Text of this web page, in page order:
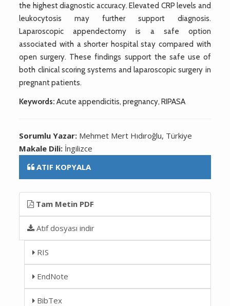
the highest diagnostic accuracy. Elevated CRP levels and
leukocytosis may further support diagnosis.
Laparoscopic appendectomy is a safe option
associated with a shorter hospital stay compared with
open surgery. These findings support the safe use of
both clinical scoring systems and laparoscopic surgery in
pregnant patients.
Keywords: Acute appendicitis, pregnancy, RIPASA
Sorumlu Yazar: Mehmet Mert Hıdıroğlu, Türkiye
Makale Dili: İngilizce
ATIF KOPYALA
Tam Metin PDF
Atıf dosyası indir
RIS
EndNote
BibTex